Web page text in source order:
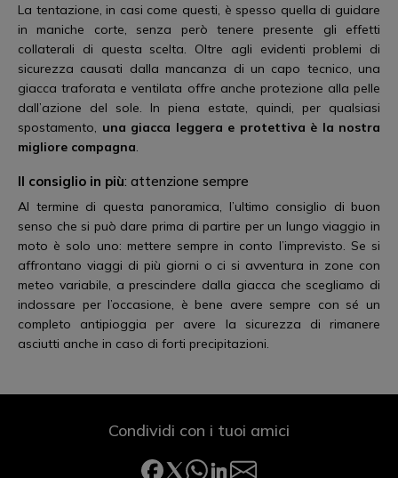
La tentazione, in casi come questi, è spesso quella di guidare
in maniche corte, senza però tenere presente gli effetti
collaterali di questa scelta. Oltre agli evidenti problemi di
sicurezza causati dalla mancanza di un capo tecnico, una
giacca traforata e ventilata offre anche protezione alla pelle
dall’azione del sole. In piena estate, quindi, per qualsiasi
spostamento, una giacca leggera e protettiva è la nostra
migliore compagna.
Il consiglio in più: attenzione sempre
Al termine di questa panoramica, l’ultimo consiglio di buon
senso che si può dare prima di partire per un lungo viaggio in
moto è solo uno: mettere sempre in conto l’imprevisto. Se si
affrontano viaggi di più giorni o ci si avventura in zone con
meteo variabile, a prescindere dalla giacca che scegliamo di
indossare per l’occasione, è bene avere sempre con sé un
completo antipioggia per avere la sicurezza di rimanere
asciutti anche in caso di forti precipitazioni.
Condividi con i tuoi amici